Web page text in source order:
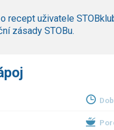
recept uživatele
zásady STOBu.